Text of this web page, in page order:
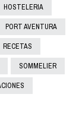
HOSTELERIA
PORT AVENTURA
RECETAS
SOMMELIER